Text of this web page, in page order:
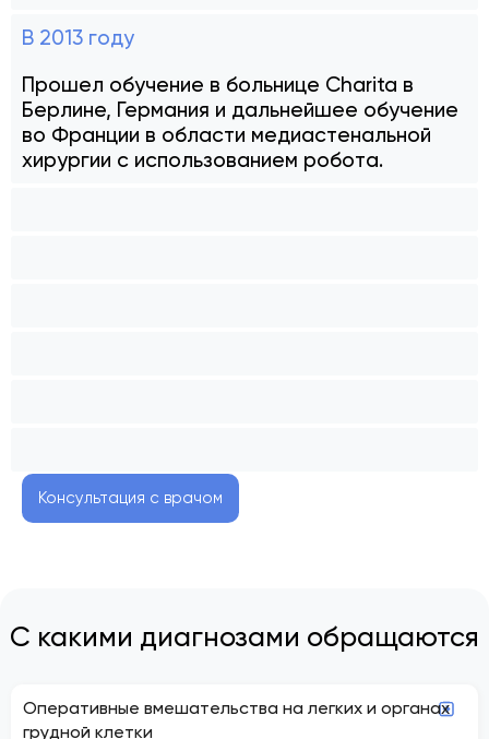
В 2013 году
Прошел обучение в больнице Charita в
Берлине, Германия и дальнейшее обучение
во Франции в области медиастенальной
хирургии с использованием робота.
Консультация с врачом
С какими диагнозами обращаются
Оперативные вмешательства на легких и органах
грудной клетки